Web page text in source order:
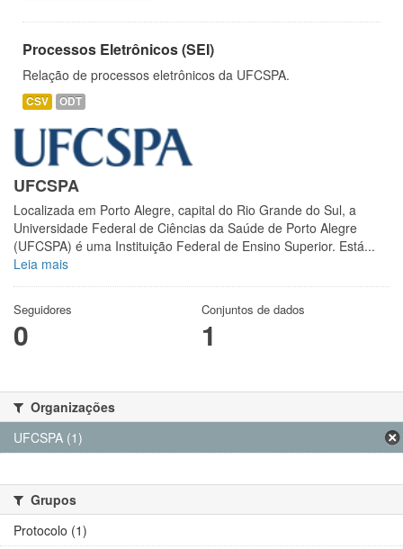
Processos Eletrônicos (SEI)
Relação de processos eletrônicos da UFCSPA.
CSV ODT
UFCSPA
Localizada em Porto Alegre, capital do Rio Grande do Sul, a
Universidade Federal de Ciências da Saúde de Porto Alegre
(UFCSPA) é uma Instituição Federal de Ensino Superior. Está...
Leia mais
Seguidores
0
Conjuntos de dados
1
Organizações
UFCSPA (1)
Grupos
Protocolo (1)